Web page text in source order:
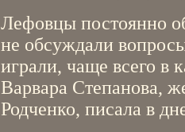
Лефовцы постоянно
не обсуждали
играли, чаще всего в
Варвара Степанова,
Родченко, писала в